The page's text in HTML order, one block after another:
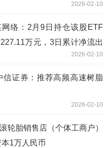
2026-02-10
络：2月9日持仓该股ETF
万元，3日累计净流出
2026-02-10
信证券：推荐高频高速树脂
2026-02-10
轮胎销售店（个体工商户）
1万人民币